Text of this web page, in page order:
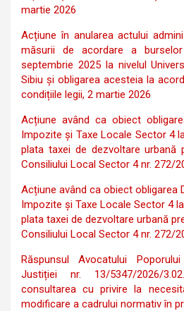
martie 2026
Acțiune în anularea actului
măsurii de acordare a
septembrie 2025 la nivelul
Sibiu și obligarea acesteia la
condițiile legii, 2 martie 2026
Acțiune având ca obiect
Impozite și Taxe Locale Sector 4
plata taxei de dezvoltare urbană
Consiliului Local Sector 4 nr. 272/
Acțiune având ca obiect obligarea
Impozite și Taxe Locale Sector 4
plata taxei de dezvoltare urbană
Consiliului Local Sector 4 nr. 272/
Răspunsul Avocatului
Justiției nr. 13/5347/2026/
consultarea cu privire la
modificare a cadrului normativ în